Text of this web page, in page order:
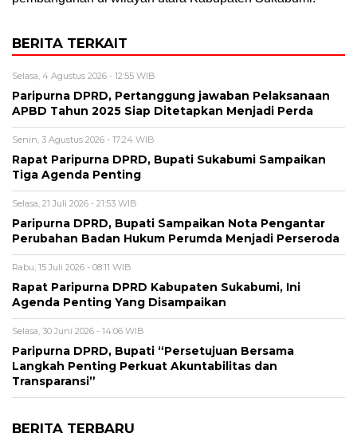
BERITA TERKAIT
Selasa, 4 Agustus 2026 - 12:55 WIB
Paripurna DPRD, Pertanggung jawaban Pelaksanaan
APBD Tahun 2025 Siap Ditetapkan Menjadi Perda
Senin, 3 Agustus 2026 - 17:24 WIB
Rapat Paripurna DPRD, Bupati Sukabumi Sampaikan
Tiga Agenda Penting
Selasa, 21 Juli 2026 - 21:53 WIB
Paripurna DPRD, Bupati Sampaikan Nota Pengantar
Perubahan Badan Hukum Perumda Menjadi Perseroda
Rabu, 15 Juli 2026 - 08:11 WIB
Rapat Paripurna DPRD Kabupaten Sukabumi, Ini
Agenda Penting Yang Disampaikan
Selasa, 30 Juni 2026 - 14:06 WIB
Paripurna DPRD, Bupati “Persetujuan Bersama
Langkah Penting Perkuat Akuntabilitas dan
Transparansi”
BERITA TERBARU